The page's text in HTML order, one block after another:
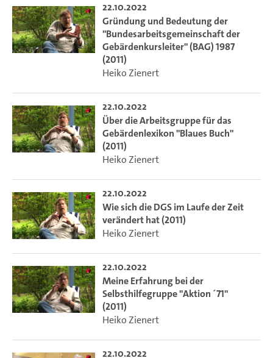
22.10.2022
Gründung und Bedeutung der
"Bundesarbeitsgemeinschaft der
Gebärdenkursleiter" (BAG) 1987
(2011)
Heiko Zienert
22.10.2022
Über die Arbeitsgruppe für das
Gebärdenlexikon "Blaues Buch"
(2011)
Heiko Zienert
22.10.2022
Wie sich die DGS im Laufe der Zeit
verändert hat (2011)
Heiko Zienert
22.10.2022
Meine Erfahrung bei der
Selbsthilfegruppe "Aktion ´71"
(2011)
Heiko Zienert
22.10.2022